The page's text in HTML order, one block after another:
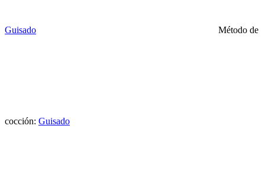
Guisado Método de
cocción: Guisado